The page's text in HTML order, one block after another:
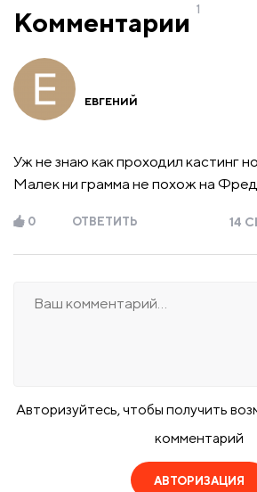
Комментарии 1
ЕВГЕНИЙ
Уж не знаю как проходил кастинг
Малек ни грамма не похож на
0 ОТВЕТИТЬ 14
Авторизуйтесь, чтобы получить
комментарий
АВТОРИЗАЦИЯ